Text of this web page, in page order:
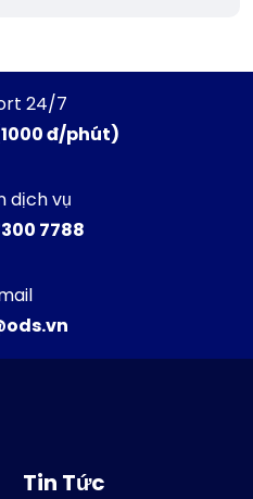
24/7
đ/phút)
dịch vụ
7788
Tin Tức